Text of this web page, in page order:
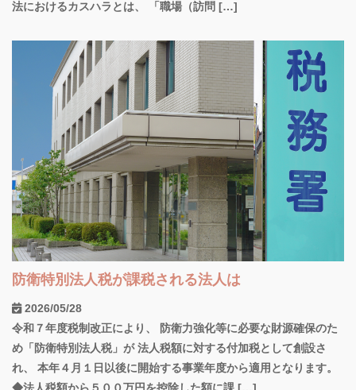
法におけるカスハラとは、 「職場（訪問 […]
防衛特別法人税が課税される法人は
2026/05/28
令和７年度税制改正により、 防衛力強化等に必要な財源確保のた
め「防衛特別法人税」が 法人税額に対する付加税として創設さ
れ、 本年４月１日以後に開始する事業年度から適用となります。